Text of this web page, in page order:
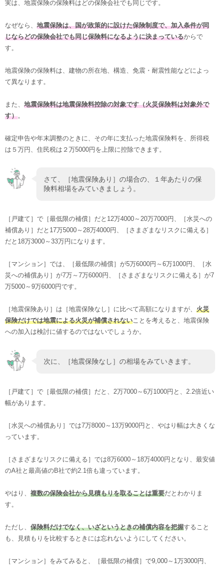
実は、地震保険の保険料はどの保険会社でも同じです。
なぜなら、 地震保険は、国が政策的に設けた保険制度で、加入条件が同
じならどの保険会社でも同じ保険料になるように決まっているからで
す。
地震保険の保険料は、建物の所在地、構造、免震・耐震性能などによっ
て異なります。
また、 地震保険料は地震保険料控除の対象です（火災保険料は対象外で
す）。
確定申告や年末調整のときに、その年に支払った地震保険料を、所得税
は５万円、住民税は２万5000円を上限に控除できます。
さて、［地震保険あり］の場合の、１年あたりの保
険料相場をみていきましょう。
［戸建て］で［最低限の補償］だと12万4000～20万7000円、［水災への
補償あり］だと17万5000～28万4000円、［さまざまなリスクに備える］
だと18万3000～33万円になります。
［マンション］では、［最低限の補償］が5万6000円～6万1000円、［水
災への補償あり］が7万～7万6000円、［さまざまなリスクに備える］が7
万5000～9万6000円です。
［地震保険あり］は［地震保険なし］に比べて高額になりますが、 火災
保険だけでは地震による火災が補償されないことを考えると、地震保険
への加入は検討に値するのではないでしょうか。
次に、［地震保険なし］の相場をみていきます。
［戸建て］で［最低限の補償］だと、2万7000～6万1000円と、2.2倍近い
幅があります。
［水災への補償あり］では7万8000～13万9000円と、やはり幅は大きくな
っています。
［さまざまなリスクに備える］では8万6000～18万4000円となり、最安値
のA社と最高値のB社で約2.1倍も違っています。
やはり、 複数の保険会社から見積もりを取ることは重要だとわかりま
す。
ただし、 保険料だけでなく、いざというときの補償内容を把握すること
も、見積もりを比較するときには忘れないようにしてください。
［マンション］をみてみると、［最低限の補償］で9,000～1万3000円、